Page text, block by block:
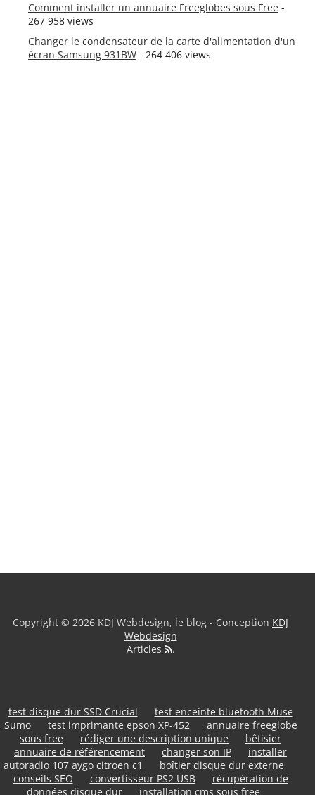
Comment installer un annuaire Freeglobes sous Free -
267 958 views
Changer le condensateur de la carte d'alimentation d'un
écran Samsung 931BW - 264 406 views
Copyright © 2026 KDJ Webdesign, le blog - Conception KDJ
Webdesign
Articles
.
test disque dur SSD Crucial
test enceinte bluetooth Muse
Sumo
test imprimante epson XP-452
annuaire freeglobe
sous free
rédiger une description unique
bêtisier
annuaire de référencement
changer son IP
installer
autoradio 107 aygo citroen c1
boîtier disque dur externe
conseils SEO
convertisseur PS2 USB
récupération de
données disque dur
installation cms sous free